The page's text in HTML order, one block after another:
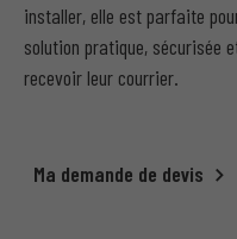
installer, elle est parfaite
solution pratique, sécurisée
recevoir leur courrier.
Ma demande de devis